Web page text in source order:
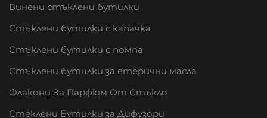
Винени стъклени бутилки
Стъклени бутилки с капачка
Стъклени бутилки с помпа
Стъклени бутилки за етерични масла
Флакони За Парфюм От Стъкло
Стеклени Бутилки за Дифузори